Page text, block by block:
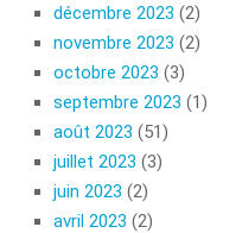
décembre 2023 (2)
novembre 2023 (2)
octobre 2023 (3)
septembre 2023 (1)
août 2023 (51)
juillet 2023 (3)
juin 2023 (2)
avril 2023 (2)